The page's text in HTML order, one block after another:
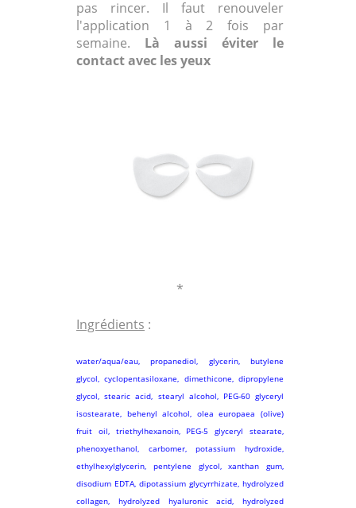
pas rincer. Il faut renouveler
l'application 1 à 2 fois par
semaine. Là aussi éviter le
contact avec les yeux
*
Ingrédients :
water/aqua/eau, propanediol, glycerin, butylene
glycol, cyclopentasiloxane, dimethicone, dipropylene
glycol, stearic acid, stearyl alcohol, PEG-60 glyceryl
isostearate, behenyl alcohol, olea europaea (olive)
fruit oil, triethylhexanoin, PEG-5 glyceryl stearate,
phenoxyethanol, carbomer, potassium hydroxide,
ethylhexylglycerin, pentylene glycol, xanthan gum,
disodium EDTA, dipotassium glycyrrhizate, hydrolyzed
collagen, hydrolyzed hyaluronic acid, hydrolyzed